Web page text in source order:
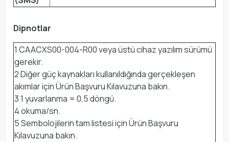
Dipnotlar
1 CAACXS00-004-R00 veya üstü cihaz yazılım sürümü
gerekir.
2 Diğer güç kaynakları kullanıldığında gerçekleşen
akımlar için Ürün Başvuru Kılavuzuna bakın.
3 1 yuvarlanma = 0,5 döngü.
4 okuma/sn.
5 Sembolojilerin tam listesi için Ürün Başvuru
Kılavuzuna bakın.